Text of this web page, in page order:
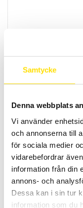
Samtycke
Denna webbplats
Vi använder
och annonserna till
för sociala medier
vidarebefordrar
information från din
annons- och
Dessa kan i sin tur
information som du
ETL Provkabel
Kabel